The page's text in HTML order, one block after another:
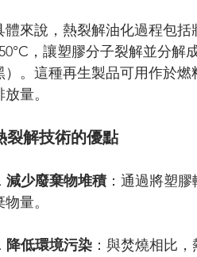
體來說，熱裂解油化過程包
°C ，讓塑膠分子裂解並分解
）。這種再生製品可用作於
放量。
裂解技術的優點
減少廢棄物堆積：通過將塑膠
物量。
降低環境污染 ：與焚燒相比